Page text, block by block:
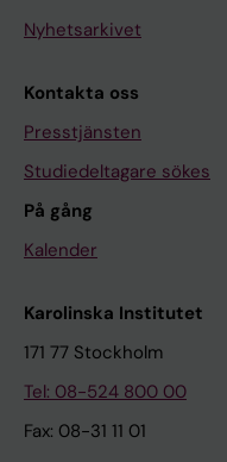
Nyhetsarkivet
Kontakta oss
Presstjänsten
Studiedeltagare sökes
På gång
Kalender
Karolinska Institutet
171 77 Stockholm
Tel: 08-524 800 00
Fax: 08-31 11 01